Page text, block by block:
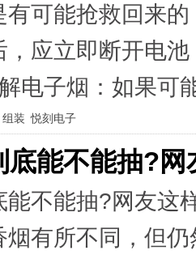
可能抢救回来
应立即断开电
电子烟：如果
组装 悦刻电子
底能不能抽?网
不能抽?网友这
烟有所不同，但